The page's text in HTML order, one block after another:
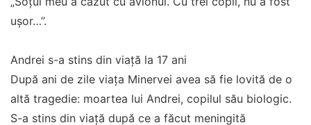
ușor…”.
Andrei s-a stins din viață la 17 ani
După ani de zile viața Minervei avea să fie lovită de o
altă tragedie: moartea lui Andrei, copilul său biologic.
S-a stins din viață după ce a făcut meningită